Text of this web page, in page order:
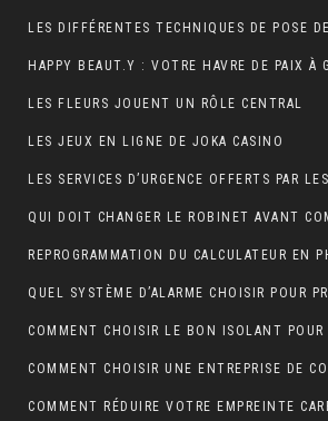
LES DIFFÉRENTES TECHNIQUES DE POSE
LES FLEURS JOUENT UN RÔLE CENTRAL
LES JEUX EN LIGNE DE JOKA CASINO
COMMENT CHOISIR UNE ENTREPRISE DE